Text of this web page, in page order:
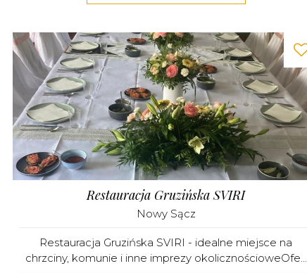
Restauracja Gruzińska SVIRI
Nowy Sącz
Restauracja Gruzińska SVIRI - idealne miejsce na
chrzciny, komunie i inne imprezy okolicznościoweOfe...